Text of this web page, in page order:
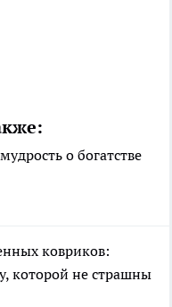
о богатстве
ковриков:
которой не страшны